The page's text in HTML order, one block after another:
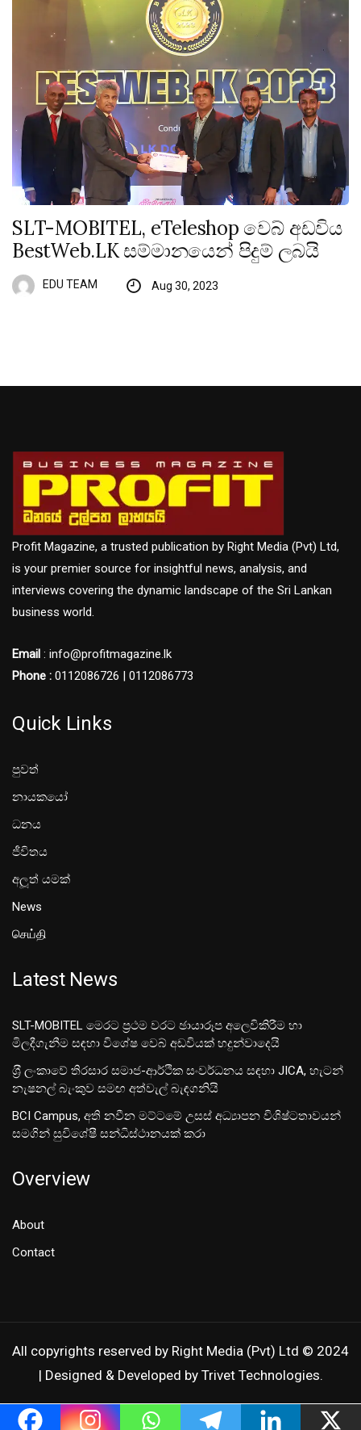
SLT-MOBITEL, eTeleshop වෙබ් අඩවිය
BestWeb.LK සම්මානයෙන් පිදුම් ලබයි
EDU TEAM Aug 30, 2023
Profit Magazine, a trusted publication by Right Media (Pvt) Ltd,
is your premier source for insightful news, analysis, and
interviews covering the dynamic landscape of the Sri Lankan
business world.
Email : info@profitmagazine.lk
Phone : 0112086726 | 0112086773
Quick Links
පුවත්
නායකයෝ
ධනය
ජීවිතය
අලූත් යමක්
News
செய்தி
Latest News
SLT-MOBITEL මෙරට ප්‍රථම වරට ඡායාරූප අලෙවිකිරීම හා
මිලදීගැනීම සඳහා විශේෂ වෙබ් අඩවියක් හදුන්වාදෙයි
ශ‍්‍රී ලංකාවේ තිරසාර සමාජ-ආර්ථික සංවර්ධනය සඳහා JICA, හැටන්
නැෂනල් බැංකුව සමඟ අත්වැල් බැඳගනියි
BCI Campus, අති නවීන මට්ටමේ උසස් අධ්‍යාපන විශිෂ්ටතාවයන්
සමගින් සුවිශේෂී සන්ධිස්ථානයක් කරා
Overview
About
Contact
All copyrights reserved by Right Media (Pvt) Ltd © 2024
| Designed & Developed by Trivet Technologies.